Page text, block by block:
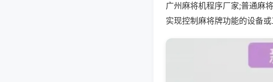
广州麻将机程序厂家;普通麻
实现控制麻将牌功能的设备或